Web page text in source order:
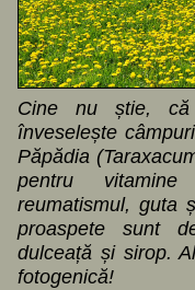
Cine nu știe,
înveselește
Păpădia
pentru
reumatismul, guta
proaspete sunt
dulceață și sirop.
fotogenică!